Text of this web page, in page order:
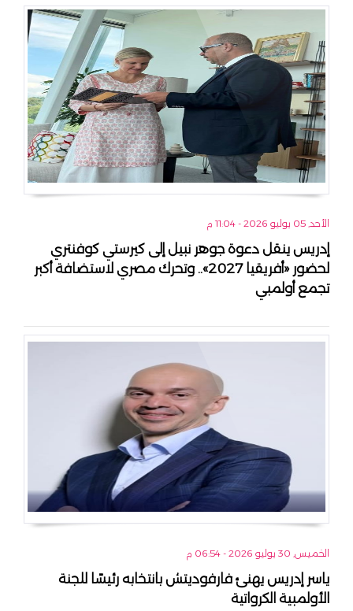
الأحد, 05 يوليو 2026 - 11:04 م
إدريس ينقل دعوة جوهر نبيل إلى كيرستي كوفنتري
لحضور «أفريقيا 2027».. وتحرك مصري لاستضافة أكبر
تجمع أولمبي
الخميس, 30 يوليو 2026 - 06:54 م
ياسر إدريس يهنئ فارفوديتش بانتخابه رئيسًا للجنة
الأولمبية الكرواتية